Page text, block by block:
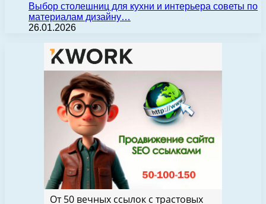
Выбор столешниц для кухни и интерьера советы по
материалам дизайну…
26.01.2026